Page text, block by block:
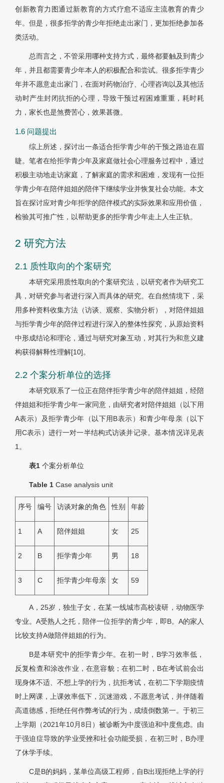
创新教育力图通过新教育的方式疗愈不适应主流教育的青少
年。但是，很多拒学的青少年拒绝走出家门，更加拒绝参加各
类活动。
总而言之，不管采用哪种支持方式，最终都要触及到青少
年，并且都需要青少年本人的积极配合和尝试。很多拒学青少
年并不愿意走出家门，在面对药物治疗、心理咨询以及其他活
动时产生封闭抗拒的心理，导致干预过程困难重重，耗时耗
力，家长也是煞费苦心，效果甚微。
1.6 问题提出
综上所述，探讨出一条适合拒学青少年的干预之路迫在眉
睫。笔者在给拒学青少年及家庭做社会心理服务过程中，通过
积极主动地走访家庭，了解家庭的需求和困难，发现有一位拒
学青少年在陪伴姐姐的陪伴下继续学业并恢复社会功能。本文
旨在探讨应对青少年拒学的陪伴模式的实际效果和应用价值，
检验其可推广性，以帮助更多的拒学青少年走上人生正轨。
2 研究方法
2.1 质性取向的个案研究
本研究采用质性取向的个案研究法，以研究者作为研究工
具，对研究参与者进行深入而具体的研究。在自然情境下，采
用多种资料收集方法（访谈、观察、实物分析），对陪伴姐姐
与拒学青少年的陪伴过程进行深入的整体性探究，从原始资料
中形成结论和理论，通过与研究对象互动，对其行为和意义建
构获得解释性理解[10]。
2.2 个案分析单位的选择
本研究联系了一位正在陪伴拒学青少年的陪伴姐姐，经陪
伴姐姐和拒学青少年一家同意，由研究者对陪伴姐姐（以下用
A表示）及拒学青少年（以下用B表示）和青少年母亲（以下
用C表示）进行一对一半结构式访谈并记录。基本情况详见表
1。
表1 个案分析单位
Table 1 Case analysis unit
序号 编号 访谈对象的角色 性别 年龄
1 A 陪伴姐姐 女 25
2 B 拒学青少年 男 18
3 C 拒学青少年母亲 女 59
A，25岁，独生子女，在某一线城市高校读研，动物医学
专业。A受熟人之托，陪伴一位拒学的青少年，即B。A的家人
比较支持A做陪伴姐姐的行为。
B是本研究中的拒学青少年。在初一时，B学习效率低，
反复检查和涂改作业，在意容貌；在初二时，B在考试前会出
现身体不适、不想上学的行为，抗拒考试，在初二下学期疫情
时上网课，上课效率低下，沉迷游戏，不愿意考试，并伴随着
高道德感，拒绝任何作弊考试的行为，成绩倒数第一。于初三
上学期（2021年10月8日）被诊断为中度强迫和中度焦虑。由
于强迫症导致的学业受挫和社会功能受损，在初三时，B办理
了休学手续。
C是B的妈妈，某单位高级工程师，自B出现拒绝上学的行